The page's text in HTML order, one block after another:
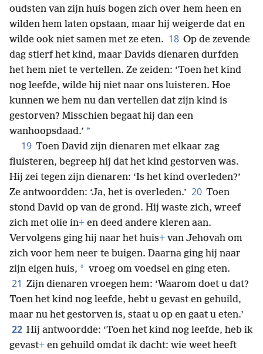
oudsten van zijn huis bogen zich over hem heen en
wilden hem laten opstaan, maar hij weigerde dat en
wilde ook niet samen met ze eten. 18 Op de zevende
dag stierf het kind, maar Davids dienaren durfden
het hem niet te vertellen. Ze zeiden: ‘Toen het kind
nog leefde, wilde hij niet naar ons luisteren. Hoe
kunnen we hem nu dan vertellen dat zijn kind is
gestorven? Misschien begaat hij dan een
wanhoopsdaad.’ *
19 Toen David zijn dienaren met elkaar zag
fluisteren, begreep hij dat het kind gestorven was.
Hij zei tegen zijn dienaren: ‘Is het kind overleden?’
Ze antwoordden: ‘Ja, het is overleden.’ 20 Toen
stond David op van de grond. Hij waste zich, wreef
zich met olie in+ en deed andere kleren aan.
Vervolgens ging hij naar het huis+ van Jehovah om
zich voor hem neer te buigen. Daarna ging hij naar
zijn eigen huis, * vroeg om voedsel en ging eten.
21 Zijn dienaren vroegen hem: ‘Waarom doet u dat?
Toen het kind nog leefde, hebt u gevast en gehuild,
maar nu het gestorven is, staat u op en gaat u eten.’
22 Hij antwoordde: ‘Toen het kind nog leefde, heb ik
gevast+ en gehuild omdat ik dacht: wie weet heeft